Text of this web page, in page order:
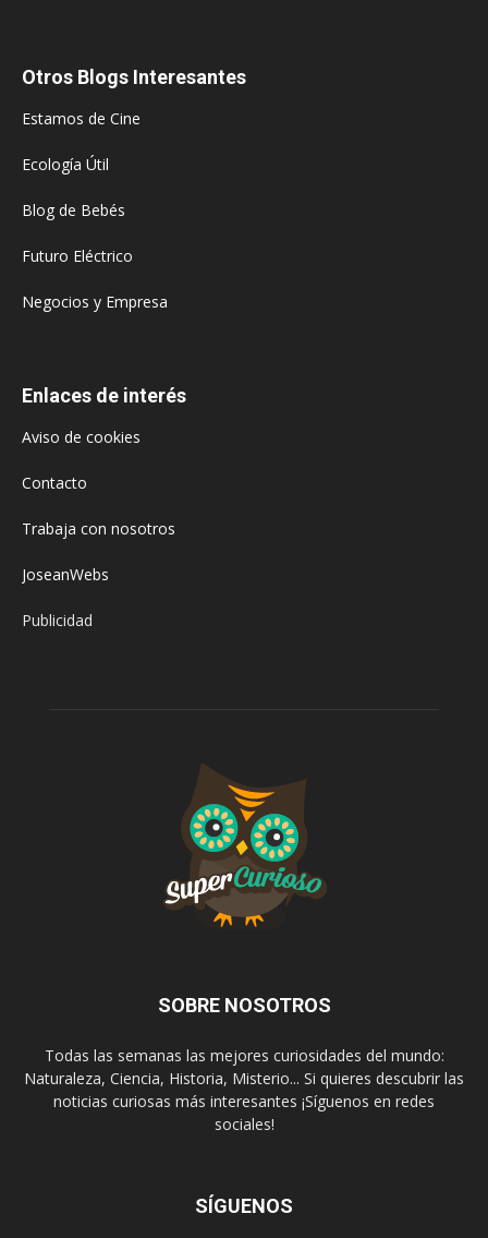
Otros Blogs Interesantes
Estamos de Cine
Ecología Útil
Blog de Bebés
Futuro Eléctrico
Negocios y Empresa
Enlaces de interés
Aviso de cookies
Contacto
Trabaja con nosotros
JoseanWebs
Publicidad
SOBRE NOSOTROS
Todas las semanas las mejores curiosidades del mundo:
Naturaleza, Ciencia, Historia, Misterio... Si quieres descubrir las
noticias curiosas más interesantes ¡Síguenos en redes
sociales!
SÍGUENOS